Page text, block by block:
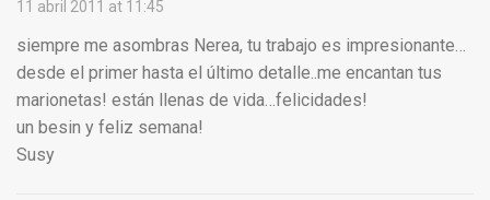
11 abril 2011 at 11:45
siempre me asombras Nerea, tu trabajo es impresionante…
desde el primer hasta el último detalle..me encantan tus
marionetas! están llenas de vida…felicidades!
un besin y feliz semana!
Susy